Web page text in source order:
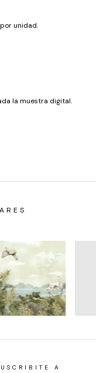
unidad.
la muestra digital.
A